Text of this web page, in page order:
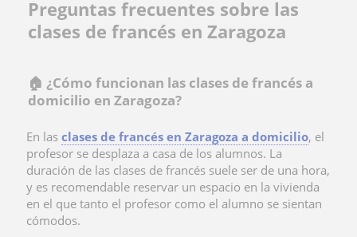
Preguntas frecuentes sobre las
clases de francés en Zaragoza
🏠 ¿Cómo funcionan las clases de francés a
domicilio en Zaragoza?
En las clases de francés en Zaragoza a domicilio, el
profesor se desplaza a casa de los alumnos. La
duración de las clases de francés suele ser de una hora,
y es recomendable reservar un espacio en la vivienda
en el que tanto el profesor como el alumno se sientan
cómodos.